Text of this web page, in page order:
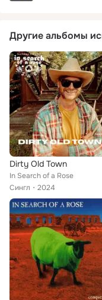
Другие альбомы
Dirty Old Town
In Search of a Rose
Сингл
2024